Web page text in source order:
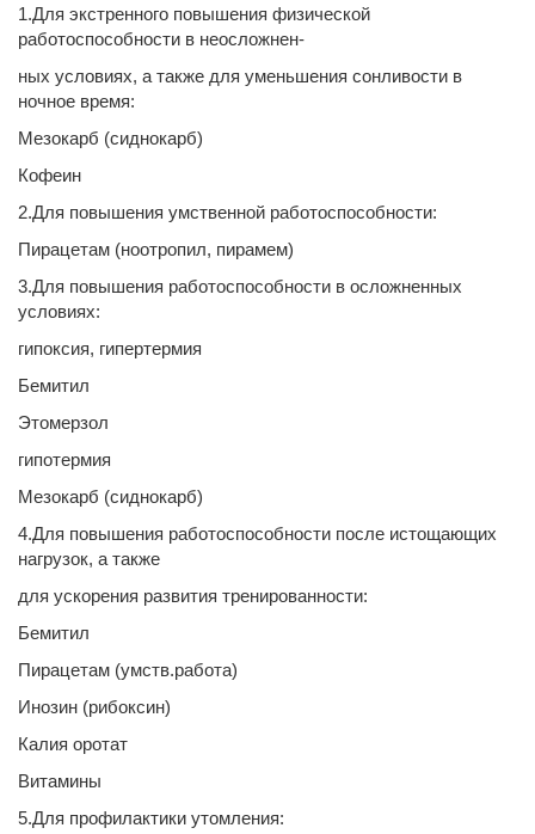
1.Для экстренного повышения физической
работоспособности в неосложнен-
ных условиях, а также для уменьшения сонливости в
ночное время:
Мезокарб (сиднокарб)
Кофеин
2.Для повышения умственной работоспособности:
Пирацетам (ноотропил, пирамем)
3.Для повышения работоспособности в осложненных
условиях:
гипоксия, гипертермия
Бемитил
Этомерзол
гипотермия
Мезокарб (сиднокарб)
4.Для повышения работоспособности после истощающих
нагрузок, а также
для ускорения развития тренированности:
Бемитил
Пирацетам (умств.работа)
Инозин (рибоксин)
Калия оротат
Витамины
5.Для профилактики утомления: